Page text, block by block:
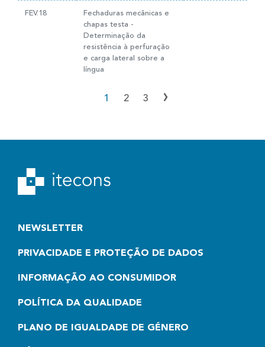
FEV.18
Fechaduras mecânicas e
chapas testa -
Determinação da
resistência à perfuração
e carga lateral sobre a
língua
1 2 3 ›
NEWSLETTER
PRIVACIDADE E PROTEÇÃO DE DADOS
INFORMAÇÃO AO CONSUMIDOR
POLÍTICA DA QUALIDADE
PLANO DE IGUALDADE DE GÉNERO